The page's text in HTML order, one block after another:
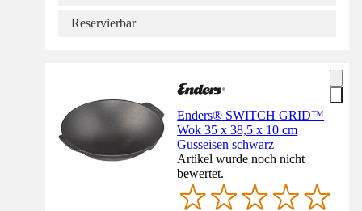
Reservierbar
Enders® SWITCH GRID™
Wok 35 x 38,5 x 10 cm
Gusseisen schwarz
Artikel wurde noch nicht
bewertet.